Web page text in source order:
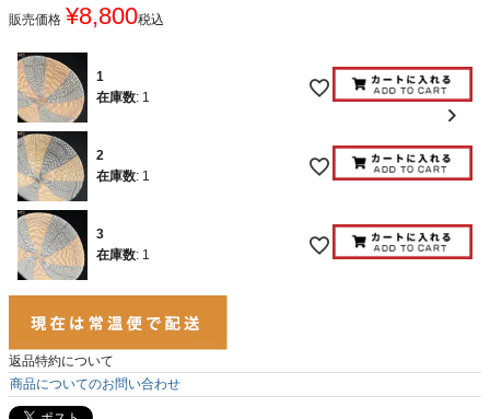
販売価格 ¥8,800税込
1
在庫数: 1
2
在庫数: 1
3
在庫数: 1
返品特約について
商品についてのお問い合わせ